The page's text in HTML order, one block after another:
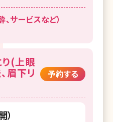
サービスなど）
(上眼
眉下リ
予約する